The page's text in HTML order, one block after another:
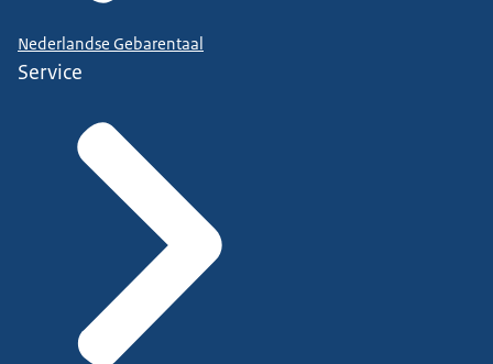
Nederlandse Gebarentaal
Service